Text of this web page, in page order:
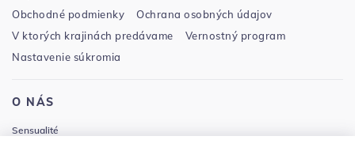
Obchodné podmienky
Ochrana osobných údajov
V ktorých krajinách predávame
Vernostný program
Nastavenie súkromia
O NÁS
Sensualité